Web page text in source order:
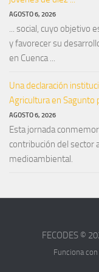
AGOSTO 6, 2026
... social, cuyo objetivo
y favorecer su
en Cuenca ...
Una declaración
Agricultura en Sagunto
AGOSTO 6, 2026
Esta jornada
contribución del sector
medioambiental.
FECODES ©
Funciona con